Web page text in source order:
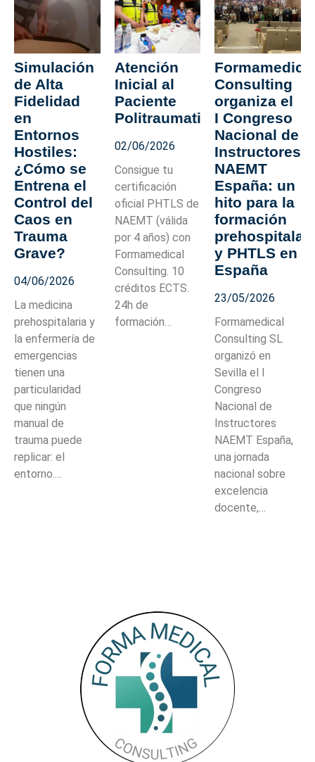
Simulación
de Alta
Fidelidad
en
Entornos
Hostiles:
¿Cómo se
Entrena el
Control del
Caos en
Trauma
Grave?
04/06/2026
La medicina
prehospitalaria y
la enfermería de
emergencias
tienen una
particularidad
que ningún
manual de
trauma puede
replicar: el
entorno.…
Atención
Inicial al
Paciente
Politraumatizado
02/06/2026
Consigue tu
certificación
oficial PHTLS de
NAEMT (válida
por 4 años) con
Formamedical
Consulting. 10
créditos ECTS.
24h de
formación…
Consulting
organiza el
I Congreso
Nacional de
Instructores
NAEMT
España: un
hito para la
formación
y PHTLS en
España
23/05/2026
Formamedical
Consulting SL
organizó en
Sevilla el I
Congreso
Nacional de
Instructores
NAEMT España,
una jornada
nacional sobre
excelencia
docente,…